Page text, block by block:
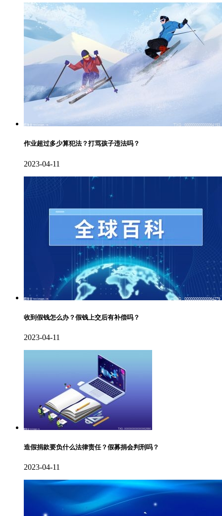
作业超过多少算犯法？打骂孩子违法吗？
2023-04-11
收到假钱怎么办？假钱上交后有补偿吗？
2023-04-11
造假捐款要负什么法律责任？假募捐会判刑吗？
2023-04-11